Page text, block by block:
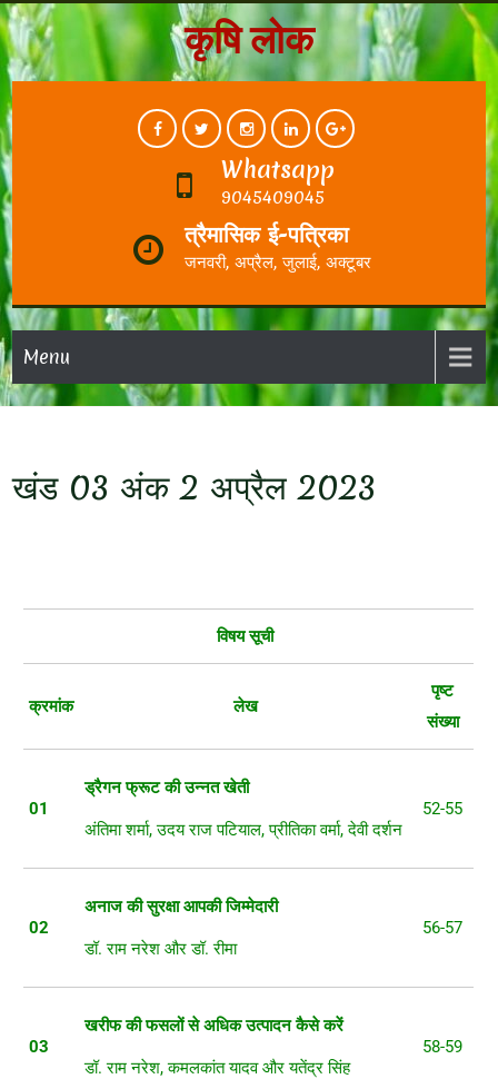
कृषि लोक
Whatsapp
9045409045
त्रैमासिक ई-पत्रिका
जनवरी, अप्रैल, जुलाई, अक्टूबर
Menu
खंड 03 अंक 2 अप्रैल 2023
विषय सूची
क्रमांक लेख
पृष्ट
संख्या
01
ड्रैगन फ्रूट की उन्नत खेती
अंतिमा शर्मा, उदय राज पटियाल, प्रीतिका वर्मा, देवी दर्शन
52-55
02
अनाज की सुरक्षा आपकी जिम्मेदारी
डॉ. राम नरेश और डॉ. रीमा
56-57
03
खरीफ की फसलों से अधिक उत्पादन कैसे करें
डॉ. राम नरेश, कमलकांत यादव और यतेंद्र सिंह
58-59